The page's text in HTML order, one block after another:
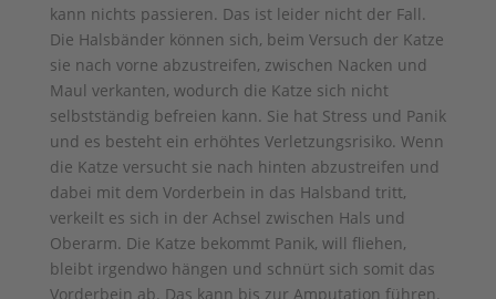
kann nichts passieren. Das ist leider nicht der Fall.
Die Halsbänder können sich, beim Versuch der Katze
sie nach vorne abzustreifen, zwischen Nacken und
Maul verkanten, wodurch die Katze sich nicht
selbstständig befreien kann. Sie hat Stress und Panik
und es besteht ein erhöhtes Verletzungsrisiko. Wenn
die Katze versucht sie nach hinten abzustreifen und
dabei mit dem Vorderbein in das Halsband tritt,
verkeilt es sich in der Achsel zwischen Hals und
Oberarm. Die Katze bekommt Panik, will fliehen,
bleibt irgendwo hängen und schnürt sich somit das
Vorderbein ab. Das kann bis zur Amputation führen.